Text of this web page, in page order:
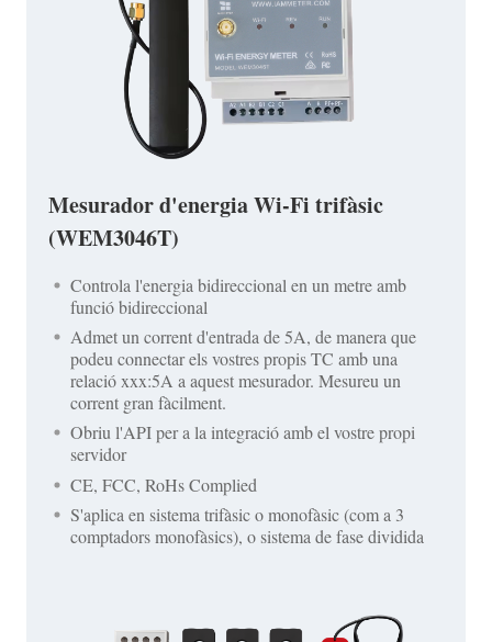
Mesurador d'energia Wi-Fi trifàsic
(WEM3046T)
Controla l'energia bidireccional en un metre amb
funció bidireccional
Admet un corrent d'entrada de 5A, de manera que
podeu connectar els vostres propis TC amb una
relació xxx:5A a aquest mesurador. Mesureu un
corrent gran fàcilment.
Obriu l'API per a la integració amb el vostre propi
servidor
CE, FCC, RoHs Complied
S'aplica en sistema trifàsic o monofàsic (com a 3
comptadors monofàsics), o sistema de fase dividida